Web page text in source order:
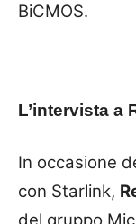
BiCMOS.
L’intervista a
In occasione
con Starlink,